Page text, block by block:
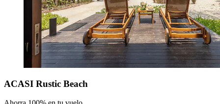
ACASI Rustic Beach